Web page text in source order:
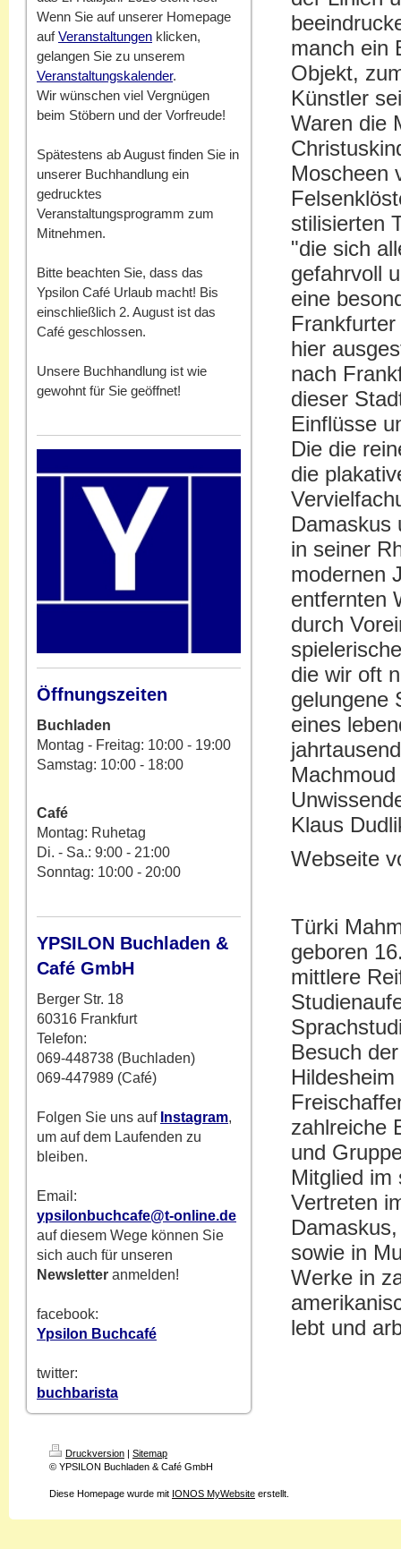
Wenn Sie auf unserer Homepage
aufVeranstaltungen klicken,
gelangen Sie zu unserem
Veranstaltungskalender.
Wir wünschen viel Vergnügen
beim Stöbern und der Vorfreude!
Spätestens ab August finden Sie in
unserer Buchhandlung ein
gedrucktes
Veranstaltungsprogramm zum
Mitnehmen.
Bitte beachten Sie, dass das
Ypsilon Café Urlaub macht! Bis
einschließlich 2. August ist das
Café geschlossen.
Unsere Buchhandlung ist wie
gewohnt für Sie geöffnet!
Öffnungszeiten
Buchladen
Montag - Freitag: 10:00 - 19:00
Samstag: 10:00 - 18:00
Café
Montag: Ruhetag
Di. - Sa.: 9:00 - 21:00
Sonntag: 10:00 - 20:00
YPSILON Buchladen &
Café GmbH
Berger Str. 18
60316 Frankfurt
Telefon:
069-448738 (Buchladen)
069-447989 (Café)
Folgen Sie uns auf Instagram,
um auf dem Laufenden zu
bleiben.
Email:
ypsilonbuchcafe@t-online.de
auf diesem Wege können Sie
sich auch für unseren
Newsletter anmelden!
facebook:
Ypsilon Buchcafé
twitter:
buchbarista
manch ein
Objekt,
Künstler
Waren die
Moscheen
stilisierten
"die sich
gefahrvoll
eine
hier
nach
dieser
Einflüsse
Die die
die
Damaskus
in seiner
modernen
entfernten
durch
die wir oft
gelungene
eines
Klaus
Webseite
Türki
geboren
mittlere
Besuch
Hildesheim
zahlreiche
und
Mitglied im
Vertreten
Damaskus,
sowie in
Werke in
lebt und
Druckversion | Sitemap
© YPSILON Buchladen & Café GmbH
Diese Homepage wurde mit IONOS MyWebsite erstellt.